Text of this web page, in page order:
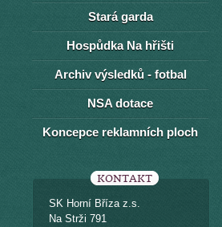
Stará garda
Hospůdka Na hřišti
Archiv výsledků - fotbal
NSA dotace
Koncepce reklamních ploch
KONTAKT
SK Horní Bříza z.s.
Na Strži 791